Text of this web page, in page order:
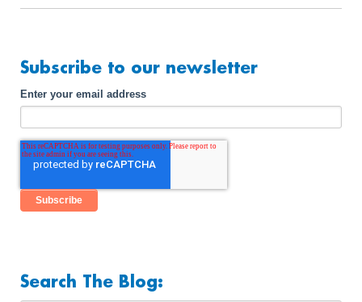
Subscribe to our newsletter
Enter your email address
Search The Blog: